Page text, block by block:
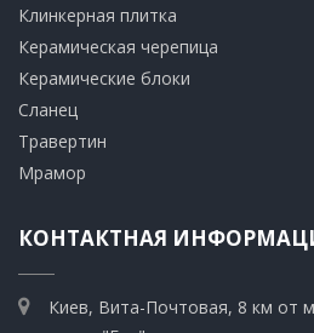
​Клинкерная плитка
​Керамическая черепица
​Керамические блоки
​Сланец
Травертин​
​Мрамор
КОНТАКТНАЯ
Киев, Вита-Почтовая, 8 км от